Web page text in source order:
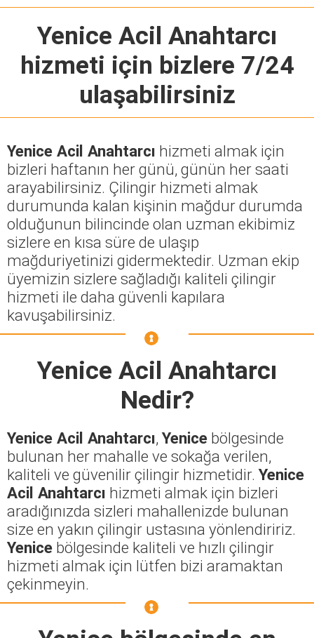
Yenice Acil Anahtarcı
hizmeti için bizlere 7/24
ulaşabilirsiniz
Yenice Acil Anahtarcı hizmeti almak için
bizleri haftanın her günü, günün her saati
arayabilirsiniz. Çilingir hizmeti almak
durumunda kalan kişinin mağdur durumda
olduğunun bilincinde olan uzman ekibimiz
sizlere en kısa süre de ulaşıp
mağduriyetinizi gidermektedir. Uzman ekip
üyemizin sizlere sağladığı kaliteli çilingir
hizmeti ile daha güvenli kapılara
kavuşabilirsiniz.
Yenice Acil Anahtarcı
Nedir?
Yenice Acil Anahtarcı, Yenice bölgesinde
bulunan her mahalle ve sokağa verilen,
kaliteli ve güvenilir çilingir hizmetidir. Yenice
Acil Anahtarcı hizmeti almak için bizleri
aradığınızda sizleri mahallenizde bulunan
size en yakın çilingir ustasına yönlendiririz.
Yenice bölgesinde kaliteli ve hızlı çilingir
hizmeti almak için lütfen bizi aramaktan
çekinmeyin.